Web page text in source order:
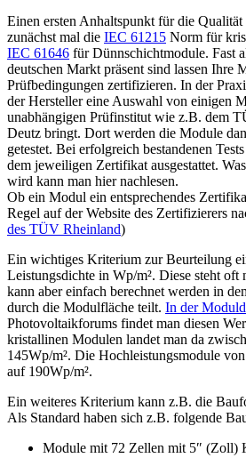
Einen ersten Anhaltspunkt für die
zunächst mal die IEC 61215 Norm für
IEC 61646 für Dünnschichtmodule. Fast
deutschen Markt präsent sind lassen Ihre
Prüfbedingungen zertifizieren. In der
der Hersteller eine Auswahl von einigen
unabhängigen Prüfinstitut wie z.B. dem
Deutz bringt. Dort werden die Module
getestet. Bei erfolgreich bestandenen
dem jeweiligen Zertifikat ausgestattet.
wird kann man hier nachlesen.
Ob ein Modul ein entsprechendes
Regel auf der Website des Zertifizierers
des TÜV Rheinland)
Ein wichtiges Kriterium zur Beurteilung
Leistungsdichte in Wp/m². Diese steht oft
kann aber einfach berechnet werden in
durch die Modulfläche teilt. In der
Photovoltaikforums findet man diesen
kristallinen Modulen landet man da
145Wp/m². Die Hochleistungsmodule
auf 190Wp/m².
Ein weiteres Kriterium kann z.B. die
Als Standard haben sich z.B. folgende
Module mit 72 Zellen mit 5″ (Zoll)